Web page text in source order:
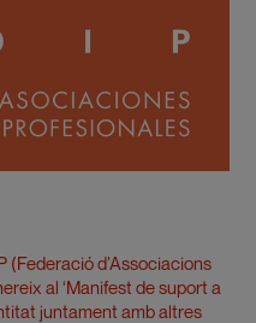
(Federació d’Associacions
al ‘Manifest de suport a
juntament amb altres